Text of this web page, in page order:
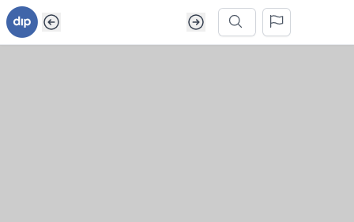
Ga naar inhoud van webarchief
Zoek in dit webarchief